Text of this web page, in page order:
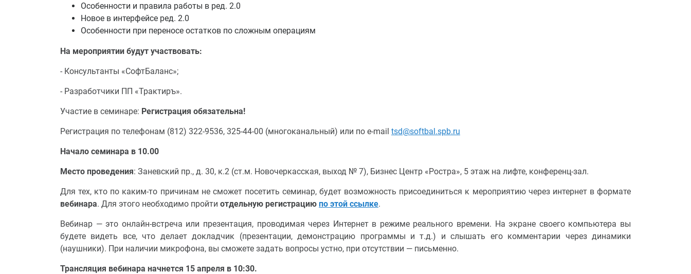
Особенности и правила работы в ред. 2.0
Новое в интерфейсе ред. 2.0
Особенности при переносе остатков по сложным операциям
На мероприятии будут участвовать:
- Консультанты «СофтБаланс»;
- Разработчики ПП «Трактиръ».
Участие в семинаре: Регистрация обязательна!
Регистрация по телефонам (812) 322-9536, 325-44-00 (многоканальный) или по e-mail tsd@softbal.spb.ru
Начало семинара в 10.00
Место проведения: Заневский пр., д. 30, к.2 (ст.м. Новочеркасская, выход № 7), Бизнес Центр «Ростра», 5 этаж на лифте, конференц-зал.
Для тех, кто по каким-то причинам не сможет посетить семинар, будет возможность присоединиться к мероприятию через интернет в формате
вебинара. Для этого необходимо пройти отдельную регистрацию по этой ссылке.
Вебинар — это онлайн-встреча или презентация, проводимая через Интернет в режиме реального времени. На экране своего компьютера вы
будете видеть все, что делает докладчик (презентации, демонстрацию программы и т.д.) и слышать его комментарии через динамики
(наушники). При наличии микрофона, вы сможете задать вопросы устно, при отсутствии — письменно.
Трансляция вебинара начнется 15 апреля в 10:30.